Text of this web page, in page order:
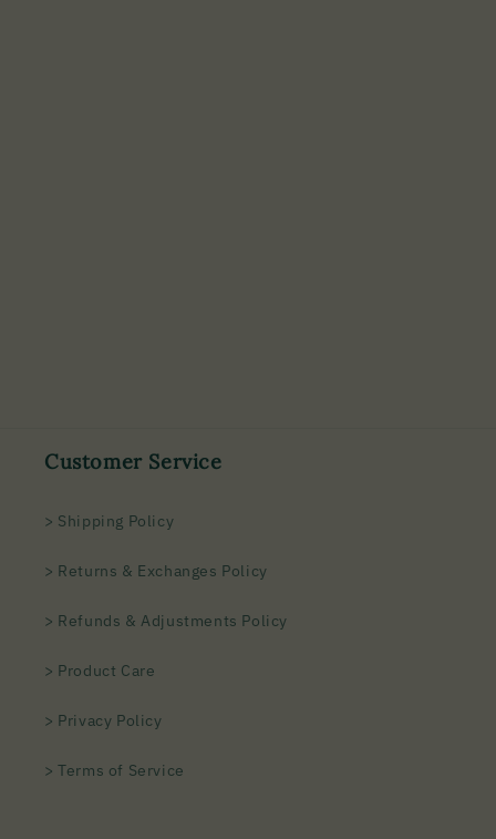
Customer Service
> Shipping Policy
> Returns & Exchanges Policy
> Refunds & Adjustments Policy
> Product Care
> Privacy Policy
> Terms of Service